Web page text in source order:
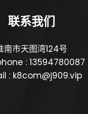
联系我们
南市天图湾124号
: 13594780087
: k8com@j909.vip